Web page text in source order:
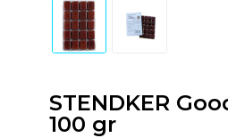
STENDKER
100 gr